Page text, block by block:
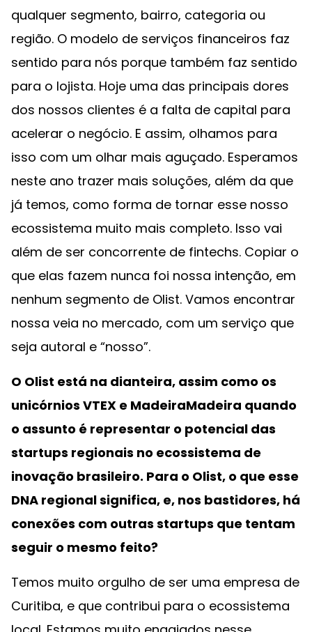
qualquer segmento, bairro, categoria ou
região. O modelo de serviços financeiros faz
sentido para nós porque também faz sentido
para o lojista. Hoje uma das principais dores
dos nossos clientes é a falta de capital para
acelerar o negócio. E assim, olhamos para
isso com um olhar mais aguçado. Esperamos
neste ano trazer mais soluções, além da que
já temos, como forma de tornar esse nosso
ecossistema muito mais completo. Isso vai
além de ser concorrente de fintechs. Copiar o
que elas fazem nunca foi nossa intenção, em
nenhum segmento de Olist. Vamos encontrar
nossa veia no mercado, com um serviço que
seja autoral e “nosso”.
O Olist está na dianteira, assim como os
unicórnios VTEX e MadeiraMadeira quando
o assunto é representar o potencial das
startups regionais no ecossistema de
inovação brasileiro. Para o Olist, o que esse
DNA regional significa, e, nos bastidores, há
conexões com outras startups que tentam
seguir o mesmo feito?
Temos muito orgulho de ser uma empresa de
Curitiba, e que contribui para o ecossistema